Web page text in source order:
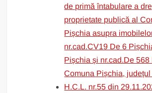
de primă întabulare a
proprietate publică al
Pișchia asupra
nr.cad.CV19 De 6
Pișchia și nr.cad.De 568
Comuna Pișchia, județul
H.C.L. nr.55 din